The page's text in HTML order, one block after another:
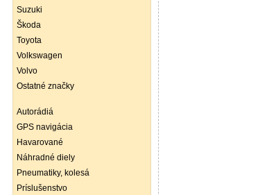
Suzuki
Škoda
Toyota
Volkswagen
Volvo
Ostatné značky
Autorádiá
GPS navigácia
Havarované
Náhradné diely
Pneumatiky, kolesá
Príslušenstvo